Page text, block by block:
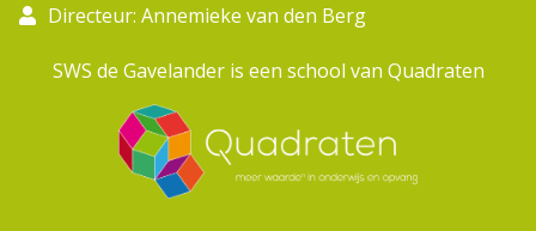
Directeur: Annemieke van den Berg
SWS de Gavelander is een school van Quadraten